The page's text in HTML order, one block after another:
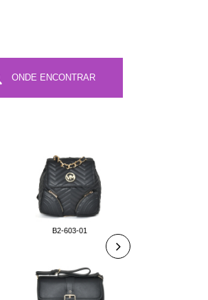
ONDE ENCONTRAR
B2-603-01